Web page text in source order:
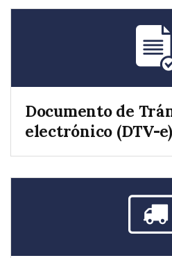
Documento de
electrónico (DTV-e)